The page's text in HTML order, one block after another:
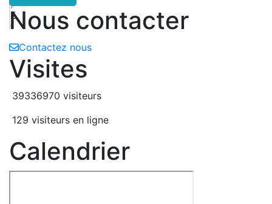
7
E
8Nous contacter
Contactez nous
Visites
39336970 visiteurs
129 visiteurs en ligne
Calendrier